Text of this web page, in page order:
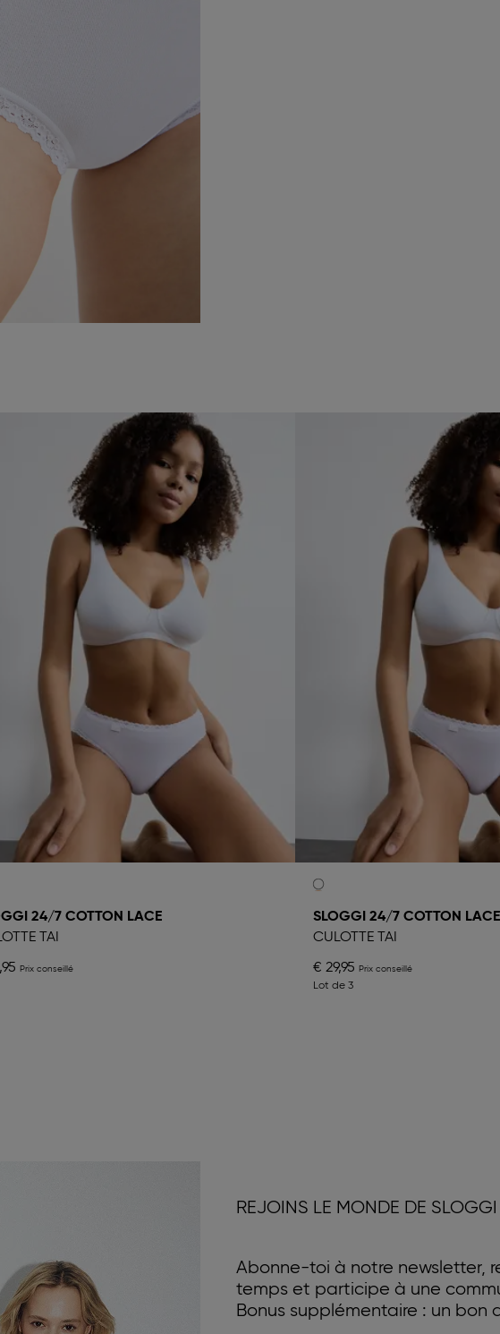
24/7 COTTON LACE
TAI
SLOGGI 24/7 COTTON LACE
CULOTTE TAI
€ 29,95
Lot de 3
REJOINS LE MONDE DE SLOGGI
Abonne-toi à notre newsletter,
temps et participe à une
Bonus supplémentaire : un bon